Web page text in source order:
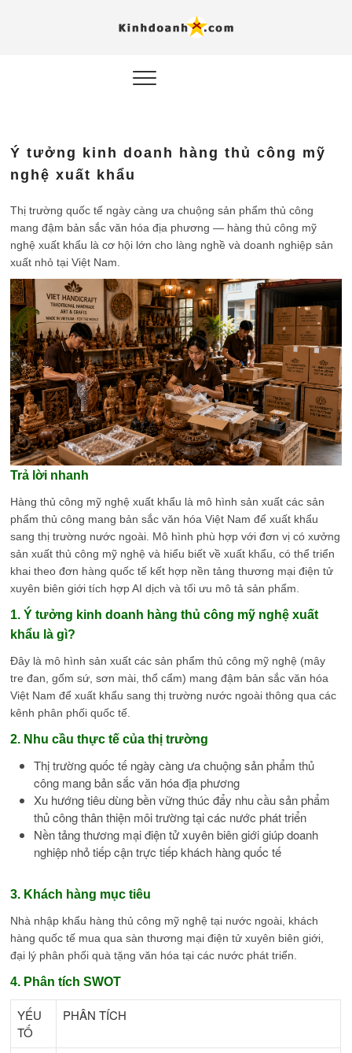
AI
Ý tưởng kinh doanh hàng thủ công mỹ
nghệ xuất khẩu
Thị trường quốc tế ngày càng ưa chuộng sản phẩm thủ công
mang đậm bản sắc văn hóa địa phương — hàng thủ công mỹ
nghệ xuất khẩu là cơ hội lớn cho làng nghề và doanh nghiệp sản
xuất nhỏ tại Việt Nam.
Trả lời nhanh
Hàng thủ công mỹ nghệ xuất khẩu là mô hình sản xuất các sản
phẩm thủ công mang bản sắc văn hóa Việt Nam để xuất khẩu
sang thị trường nước ngoài. Mô hình phù hợp với đơn vị có xưởng
sản xuất thủ công mỹ nghệ và hiểu biết về xuất khẩu, có thể triển
khai theo đơn hàng quốc tế kết hợp nền tảng thương mại điện tử
xuyên biên giới tích hợp AI dịch và tối ưu mô tả sản phẩm.
1. Ý tưởng kinh doanh hàng thủ công mỹ nghệ xuất
khẩu là gì?
Đây là mô hình sản xuất các sản phẩm thủ công mỹ nghệ (mây
tre đan, gốm sứ, sơn mài, thổ cẩm) mang đậm bản sắc văn hóa
Việt Nam để xuất khẩu sang thị trường nước ngoài thông qua các
kênh phân phối quốc tế.
2. Nhu cầu thực tế của thị trường
Thị trường quốc tế ngày càng ưa chuộng sản phẩm thủ
công mang bản sắc văn hóa địa phương
Xu hướng tiêu dùng bền vững thúc đẩy nhu cầu sản phẩm
thủ công thân thiện môi trường tại các nước phát triển
Nền tảng thương mại điện tử xuyên biên giới giúp doanh
nghiệp nhỏ tiếp cận trực tiếp khách hàng quốc tế
3. Khách hàng mục tiêu
Nhà nhập khẩu hàng thủ công mỹ nghệ tại nước ngoài, khách
hàng quốc tế mua qua sàn thương mại điện tử xuyên biên giới,
đại lý phân phối quà tặng văn hóa tại các nước phát triển.
4. Phân tích SWOT
YẾU
TỐ
PHÂN TÍCH